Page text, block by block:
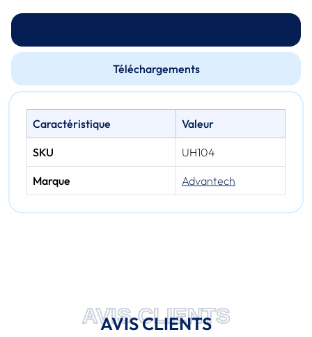
Téléchargements
Caractéristique Valeur
SKU UH104
Marque Advantech
AVIS CLIENTS
AVIS CLIENTS